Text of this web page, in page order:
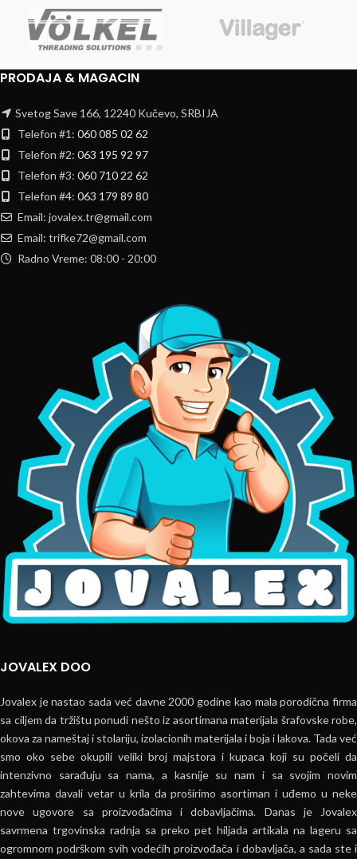
PRODAJA & MAGACIN
Svetog Save 166, 12240 Kučevo, SRBIJA
Telefon #1: 060 085 02 62
Telefon #2: 063 195 92 97
Telefon #3: 060 710 22 62
Telefon #4: 063 179 89 80
Email: jovalex.tr@gmail.com
Email: trifke72@gmail.com
Radno Vreme: 08:00 - 20:00
JOVALEX DOO
Jovalex je nastao sada već davne 2000 godine kao mala porodična firma
sa ciljem da tržištu ponudi nešto iz asortimana materijala šrafovske robe,
okova za nameštaj i stolariju, izolacionih materijala i boja i lakova. Tada već
smo oko sebe okupili veliki broj majstora i kupaca koji su počeli da
intenzivno sarađuju sa nama, a kasnije su nam i sa svojim novim
zahtevima davali vetar u krila da proširimo asortiman i uđemo u neke
nove ugovore sa proizvođačima i dobavljačima. Danas je Jovalex
savrmena trgovinska radnja sa preko pet hiljada artikala na lageru sa
ogromnom podrškom svih vodećih proizvođača i dobavljača, a sada ste i